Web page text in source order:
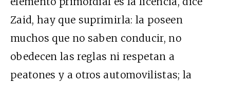
Zaid, hay que suprimirla: la poseen
muchos que no saben conducir, no
obedecen las reglas ni respetan a
peatones y a otros automovilistas; la